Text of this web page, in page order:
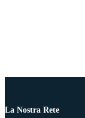
La Nostra Rete